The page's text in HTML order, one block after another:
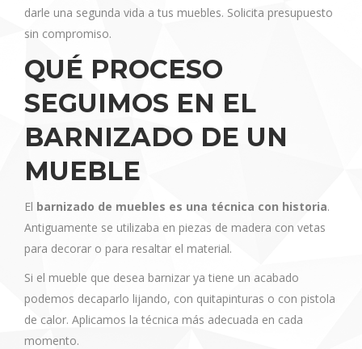
darle una segunda vida a tus muebles. Solicita presupuesto
sin compromiso.
QUÉ PROCESO
SEGUIMOS EN EL
BARNIZADO DE UN
MUEBLE
El barnizado de muebles es una técnica con historia.
Antiguamente se utilizaba en piezas de madera con vetas
para decorar o para resaltar el material.
Si el mueble que desea barnizar ya tiene un acabado
podemos decaparlo lijando, con quitapinturas o con pistola
de calor. Aplicamos la técnica más adecuada en cada
momento.